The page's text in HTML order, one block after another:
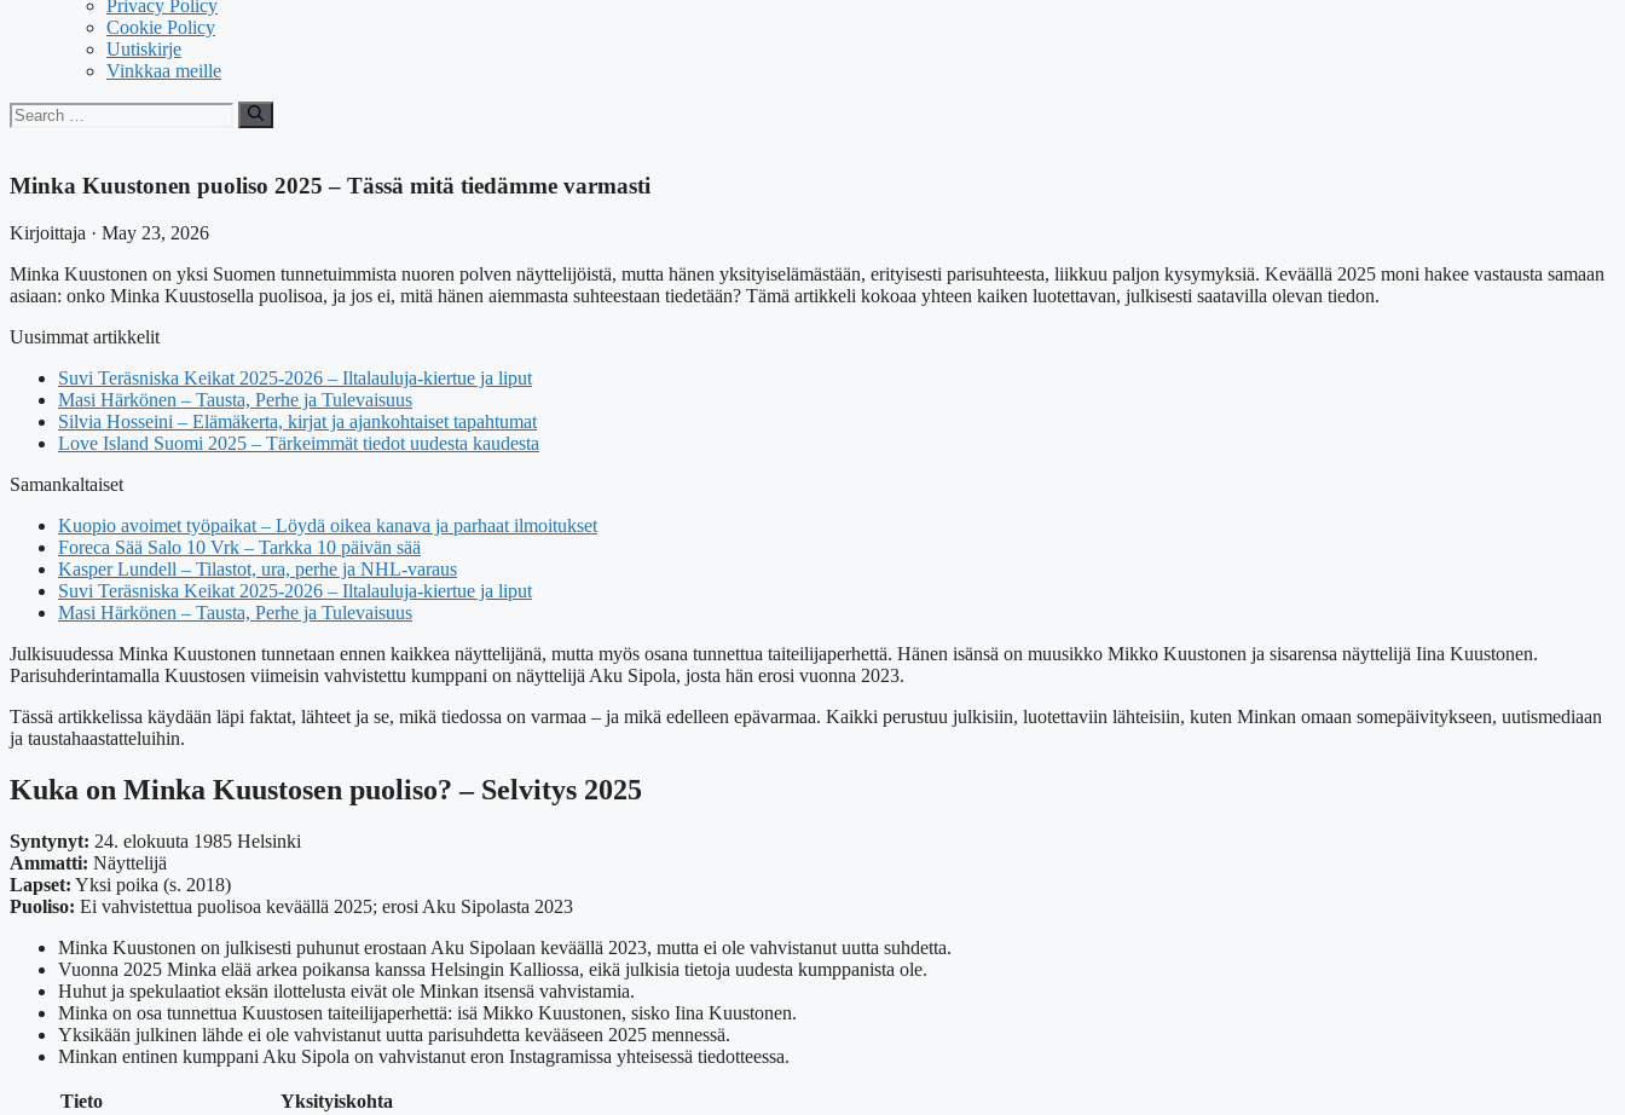
Privacy Policy
Cookie Policy
Uutiskirje
Vinkkaa meille
Search
for:
Minka Kuustonen puoliso 2025 – Tässä mitä tiedämme varmasti
Kirjoittaja · May 23, 2026
Minka Kuustonen on yksi Suomen tunnetuimmista nuoren polven näyttelijöistä, mutta hänen yksityiselämästään, erityisesti parisuhteesta, liikkuu paljon kysymyksiä. Keväällä 2025 moni hakee vastausta samaan
asiaan: onko Minka Kuustosella puolisoa, ja jos ei, mitä hänen aiemmasta suhteestaan tiedetään? Tämä artikkeli kokoaa yhteen kaiken luotettavan, julkisesti saatavilla olevan tiedon.
Uusimmat artikkelit
Suvi Teräsniska Keikat 2025-2026 – Iltalauluja-kiertue ja liput
Masi Härkönen – Tausta, Perhe ja Tulevaisuus
Silvia Hosseini – Elämäkerta, kirjat ja ajankohtaiset tapahtumat
Love Island Suomi 2025 – Tärkeimmät tiedot uudesta kaudesta
Samankaltaiset
Kuopio avoimet työpaikat – Löydä oikea kanava ja parhaat ilmoitukset
Foreca Sää Salo 10 Vrk – Tarkka 10 päivän sää
Kasper Lundell – Tilastot, ura, perhe ja NHL-varaus
Suvi Teräsniska Keikat 2025-2026 – Iltalauluja-kiertue ja liput
Masi Härkönen – Tausta, Perhe ja Tulevaisuus
Julkisuudessa Minka Kuustonen tunnetaan ennen kaikkea näyttelijänä, mutta myös osana tunnettua taiteilijaperhettä. Hänen isänsä on muusikko Mikko Kuustonen ja sisarensa näyttelijä Iina Kuustonen.
Parisuhderintamalla Kuustosen viimeisin vahvistettu kumppani on näyttelijä Aku Sipola, josta hän erosi vuonna 2023.
Tässä artikkelissa käydään läpi faktat, lähteet ja se, mikä tiedossa on varmaa – ja mikä edelleen epävarmaa. Kaikki perustuu julkisiin, luotettaviin lähteisiin, kuten Minkan omaan somepäivitykseen, uutismediaan
ja taustahaastatteluihin.
Kuka on Minka Kuustosen puoliso? – Selvitys 2025
Syntynyt: 24. elokuuta 1985 Helsinki
Ammatti: Näyttelijä
Lapset: Yksi poika (s. 2018)
Puoliso: Ei vahvistettua puolisoa keväällä 2025; erosi Aku Sipolasta 2023
Minka Kuustonen on julkisesti puhunut erostaan Aku Sipolaan keväällä 2023, mutta ei ole vahvistanut uutta suhdetta.
Vuonna 2025 Minka elää arkea poikansa kanssa Helsingin Kalliossa, eikä julkisia tietoja uudesta kumppanista ole.
Huhut ja spekulaatiot eksän ilottelusta eivät ole Minkan itsensä vahvistamia.
Minka on osa tunnettua Kuustosen taiteilijaperhettä: isä Mikko Kuustonen, sisko Iina Kuustonen.
Yksikään julkinen lähde ei ole vahvistanut uutta parisuhdetta kevääseen 2025 mennessä.
Minkan entinen kumppani Aku Sipola on vahvistanut eron Instagramissa yhteisessä tiedotteessa.
Tieto
Yksityiskohta